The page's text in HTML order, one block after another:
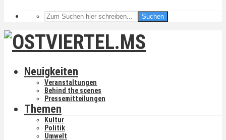
Suchen
Neuigkeiten
Veranstaltungen
Behind the scenes
Pressemitteilungen
Themen
Kultur
Politik
Umwelt